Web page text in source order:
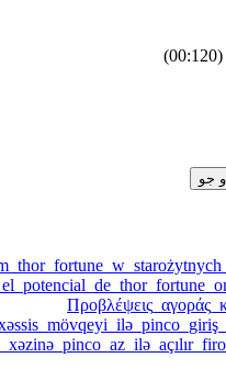
(00:
120
)
جو